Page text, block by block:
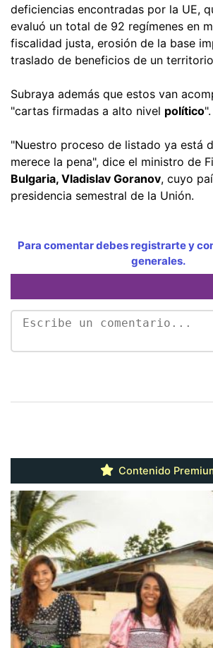
deficiencias encontradas por la UE,
evaluó un total de 92 regímenes en
fiscalidad justa, erosión de la base
traslado de beneficios de un
Subraya además que estos van
"cartas firmadas a alto nivel político".
"Nuestro proceso de listado ya está
merece la pena", dice el ministro de
Bulgaria, Vladislav Goranov, cuyo
presidencia semestral de la Unión.
Para comentar debes registrarte y
generales.
Contenido